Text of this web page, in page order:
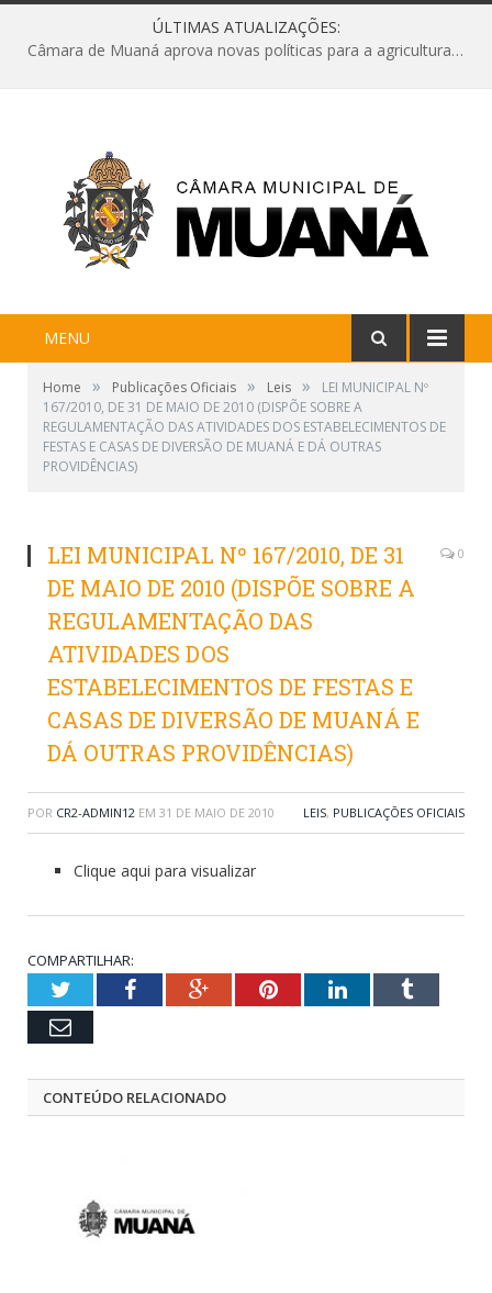
ÚLTIMAS ATUALIZAÇÕES:
Câmara de Muaná aprova novas políticas para a agricultura e solicita reforma da Ponte do Reduto
MENU
Home » Publicações Oficiais » Leis »
LEI MUNICIPAL Nº
167/2010, DE 31 DE MAIO DE 2010 (DISPÕE SOBRE A
REGULAMENTAÇÃO DAS ATIVIDADES DOS ESTABELECIMENTOS DE
FESTAS E CASAS DE DIVERSÃO DE MUANÁ E DÁ OUTRAS
PROVIDÊNCIAS)
LEI MUNICIPAL Nº 167/2010, DE 31
DE MAIO DE 2010 (DISPÕE SOBRE A
REGULAMENTAÇÃO DAS
ATIVIDADES DOS
ESTABELECIMENTOS DE FESTAS E
CASAS DE DIVERSÃO DE MUANÁ E
DÁ OUTRAS PROVIDÊNCIAS)
0
POR CR2-ADMIN12 EM 31 DE MAIO DE 2010 LEIS, PUBLICAÇÕES OFICIAIS
Clique aqui para visualizar
COMPARTILHAR:
TwitterFacebookGoogle+PinterestLinkedInTumblr
Email
CONTEÚDO RELACIONADO